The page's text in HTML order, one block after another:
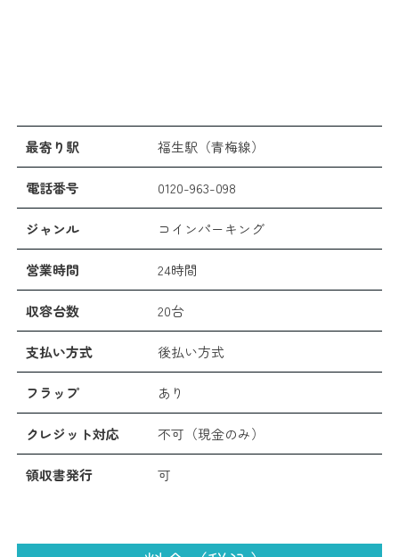
最寄り駅 福生駅（青梅線）
電話番号 0120-963-098
ジャンル コインパーキング
営業時間 24時間
収容台数 20台
支払い方式 後払い方式
フラップ あり
クレジット対応 不可（現金のみ）
領収書発行 可